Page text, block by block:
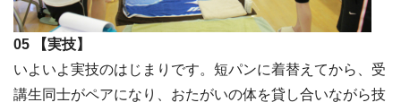
05 【実技】
いよいよ実技のはじまりです。短パンに着替えてから、受
講生同士がペアになり、おたがいの体を貸し合いながら技